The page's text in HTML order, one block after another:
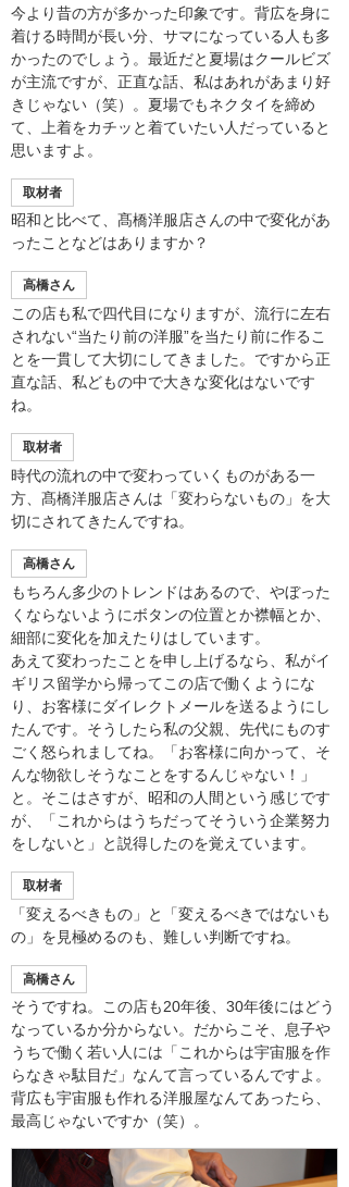
今より昔の方が多かった印象です。背広を身に
着ける時間が長い分、サマになっている人も多
かったのでしょう。最近だと夏場はクールビズ
が主流ですが、正直な話、私はあれがあまり好
きじゃない（笑）。夏場でもネクタイを締め
て、上着をカチッと着ていたい人だっていると
思いますよ。
取材者
昭和と比べて、髙橋洋服店さんの中で変化があ
ったことなどはありますか？
高橋さん
この店も私で四代目になりますが、流行に左右
されない“当たり前の洋服”を当たり前に作るこ
とを一貫して大切にしてきました。ですから正
直な話、私どもの中で大きな変化はないです
ね。
取材者
時代の流れの中で変わっていくものがある一
方、髙橋洋服店さんは「変わらないもの」を大
切にされてきたんですね。
高橋さん
もちろん多少のトレンドはあるので、やぼった
くならないようにボタンの位置とか襟幅とか、
細部に変化を加えたりはしています。
あえて変わったことを申し上げるなら、私がイ
ギリス留学から帰ってこの店で働くようにな
り、お客様にダイレクトメールを送るようにし
たんです。そうしたら私の父親、先代にものす
ごく怒られましてね。「お客様に向かって、そ
んな物欲しそうなことをするんじゃない！」
と。そこはさすが、昭和の人間という感じです
が、「これからはうちだってそういう企業努力
をしないと」と説得したのを覚えています。
取材者
「変えるべきもの」と「変えるべきではないも
の」を見極めるのも、難しい判断ですね。
高橋さん
そうですね。この店も20年後、30年後にはどう
なっているか分からない。だからこそ、息子や
うちで働く若い人には「これからは宇宙服を作
らなきゃ駄目だ」なんて言っているんですよ。
背広も宇宙服も作れる洋服屋なんてあったら、
最高じゃないですか（笑）。